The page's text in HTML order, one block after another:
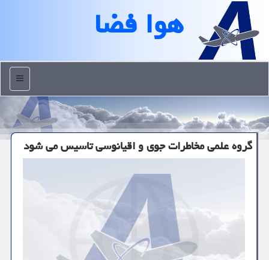
هوا فضا
منو
گروه علمی مخاطرات جوی و اقیانوسی تاسیس می شود